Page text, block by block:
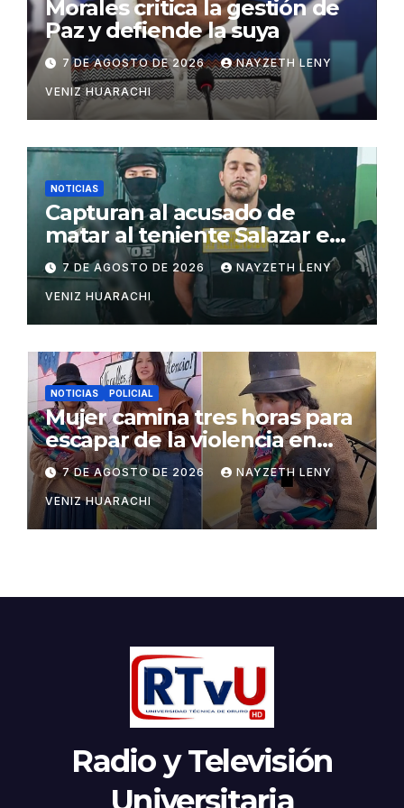
Morales critica la gestión de
Paz y defiende la suya
7 DE AGOSTO DE 2026 NAYZETH LENY
VENIZ HUARACHI
NOTICIAS
Capturan al acusado de
matar al teniente Salazar en
San Matías
7 DE AGOSTO DE 2026 NAYZETH LENY
VENIZ HUARACHI
NOTICIAS POLICIAL
Mujer camina tres horas para
escapar de la violencia en
Potosí
7 DE AGOSTO DE 2026 NAYZETH LENY
VENIZ HUARACHI
Radio y Televisión